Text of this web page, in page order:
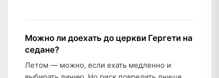
Можно ли доехать до церкви Гергети на
седане?
Летом — можно, если ехать медленно и